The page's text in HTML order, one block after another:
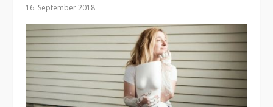
16. September 2018